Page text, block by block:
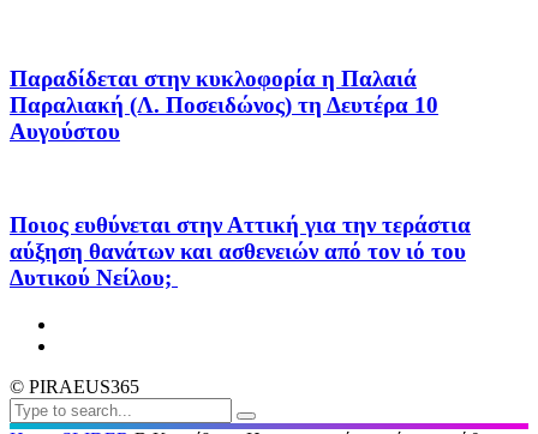
Παραδίδεται στην κυκλοφορία η Παλαιά
Παραλιακή (Λ. Ποσειδώνος) τη Δευτέρα 10
Αυγούστου
Ποιος ευθύνεται στην Αττική για την τεράστια
αύξηση θανάτων και ασθενειών από τον ιό του
Δυτικού Νείλου;
© PIRAEUS365